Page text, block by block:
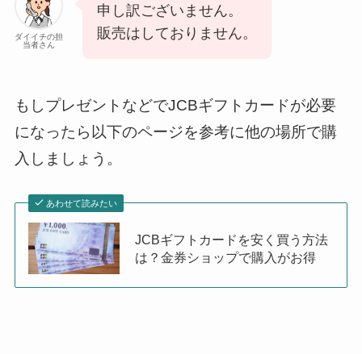
ダイイチの担
当者さん
申し訳ございません。
販売はしておりません。
もしプレゼントなどでJCBギフトカードが必要
になったら以下のページを参考に他の場所で購
入しましょう。
あわせて読みたい
JCBギフトカードを安く買う方法
は？金券ショップで購入がお得